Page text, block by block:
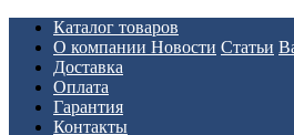
Каталог товаров
О компании Новости Статьи
Доставка
Оплата
Гарантия
Контакты